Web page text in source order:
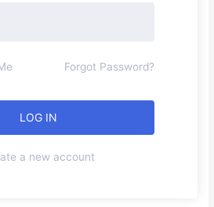
Forgot Password?
a new account